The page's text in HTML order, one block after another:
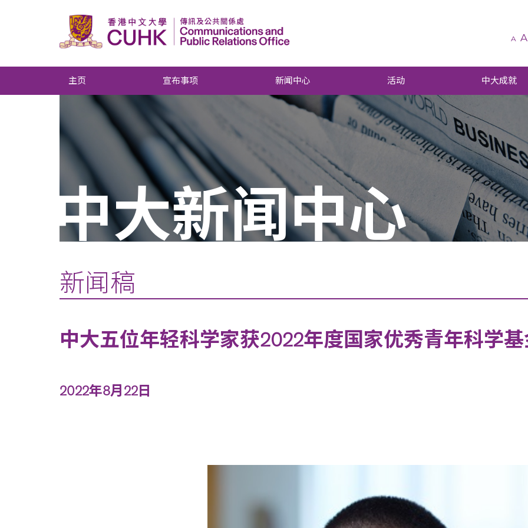
A A
主页 宣布事项 新闻中心 活动 中大成就
中大新闻中心
新闻稿
中大五位年轻科学家获2022年度国家优秀青年科学
2022年8月22日